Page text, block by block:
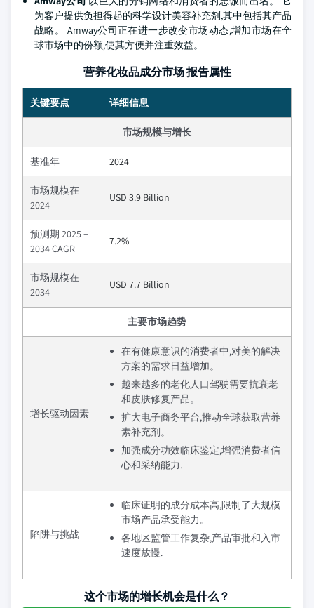
为客户提供负担得起的科学设计美容补充剂,其中包括其产品
战略。 Amway公司正在进一步改变市场动态,增加市场在全
球市场中的份额,使其方便并注重效益。
营养化妆品成分市场 报告属性
关键要点 详细信息
市场规模与增长
基准年 2024
市场规模在
2024
USD 3.9 Billion
预测期 2025 –
2034 CAGR
7.2%
市场规模在
2034
USD 7.7 Billion
主要市场趋势
增长驱动因素
在有健康意识的消费者中,对美的解决
方案的需求日益增加。
越来越多的老化人口驾驶需要抗衰老
和皮肤修复产品。
扩大电子商务平台,推动全球获取营养
素补充剂。
加强成分功效临床鉴定,增强消费者信
心和采纳能力.
陷阱与挑战
临床证明的成分成本高,限制了大规模
市场产品承受能力。
各地区监管工作复杂,产品审批和入市
速度放慢.
这个市场的增长机会是什么？